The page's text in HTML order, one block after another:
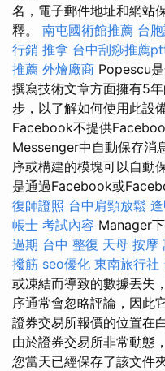
名，電子郵件地址和網站
釋。 南屯國術館推薦 台
行銷 推拿 台中刮痧推薦
推薦 外燴廠商 Popescu
撰寫技術文章方面擁有5
步，以了解如何使用此設
Facebook不提供
Messenger中自動保存消
序或構建的模塊可以自動
是通過Facebook或
復師證照 台中肩頸放鬆
帳士 考試內容 Manager
過期 台中 整復 天母 按摩
撥筋 seo優化 東南旅行社
或凍結而導致的數據丟失
序通常會忽略評論，因此
證券交易所報價的位置在
由於證券交易所非常動態
您當天已經保存了該文件